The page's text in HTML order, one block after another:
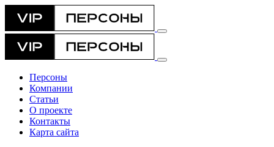
Персоны
Компании
Статьи
О проекте
Контакты
Карта сайта